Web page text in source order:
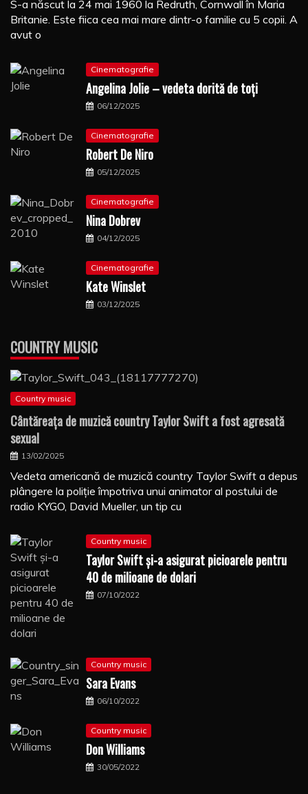
S-a născut la 24 mai 1960 la Redruth, Cornwall în Maria
Britanie. Este fiica cea mai mare dintr-o familie cu 5 copii. A
avut o
Cinematografie
Angelina Jolie – vedeta dorită de toți
06/12/2025
Cinematografie
Robert De Niro
05/12/2025
Cinematografie
Nina Dobrev
04/12/2025
Cinematografie
Kate Winslet
03/12/2025
COUNTRY MUSIC
Country music
Cântăreaţa de muzică country Taylor Swift a fost agresată
sexual
13/02/2025
Vedeta americană de muzică country Taylor Swift a depus
plângere la poliţie împotriva unui animator al postului de
radio KYGO, David Mueller, un tip cu
Country music
Taylor Swift şi-a asigurat picioarele pentru
40 de milioane de dolari
07/10/2022
Country music
Sara Evans
06/10/2022
Country music
Don Williams
30/05/2022